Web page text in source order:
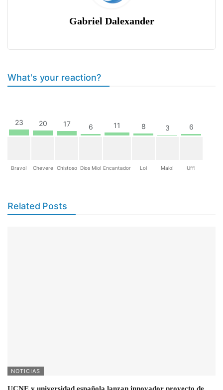
Gabriel Dalexander
What's your reaction?
23
Bravo!
20
Chevere
17
Chistoso
6
Dios Mio!
11
Encantador
8
Lol
3
Malo!
6
Uff!
Related Posts
NOTICIAS